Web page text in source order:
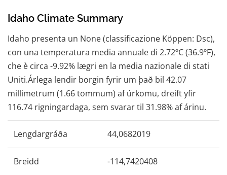
Idaho Climate Summary
Idaho presenta un None (classificazione Köppen: Dsc),
con una temperatura media annuale di 2.72ºC (36.9ºF),
che è circa -9.92% lægri en la media nazionale di stati
Uniti.Árlega lendir borgin fyrir um það bil 42.07
millimetrum (1.66 tommum) af úrkomu, dreift yfir
116.74 rigningardaga, sem svarar til 31.98% af árinu.
Lengdargráða 44,0682019
Breidd -114,7420408